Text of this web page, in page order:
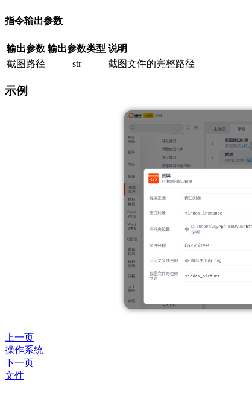
指令输出参数
输出参数 输出参数类型 说明
截图路径
str 截图文件的完整路径
示例
上一页
操作系统
下一页
文件